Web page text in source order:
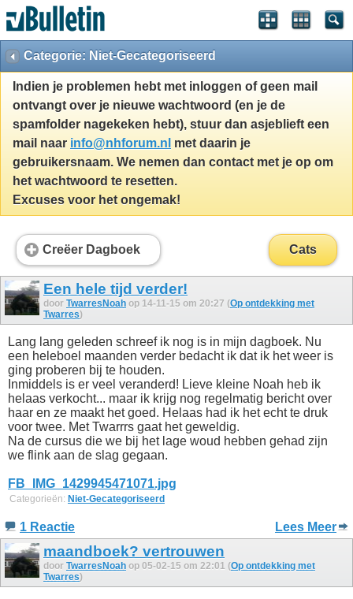
Categorie: Niet-Gecategoriseerd
Indien je problemen hebt met inloggen of geen mail
ontvangt over je nieuwe wachtwoord (en je de
spamfolder nagekeken hebt), stuur dan asjeblieft een
mail naar info@nhforum.nl met daarin je
gebruikersnaam. We nemen dan contact met je op om
het wachtwoord te resetten.
Excuses voor het ongemak!
Creëer Dagboek Cats
Een hele tijd verder!
door TwarresNoah op 14-11-15 om 20:27 (Op ontdekking met
Twarres)
Lang lang geleden schreef ik nog is in mijn dagboek. Nu
een heleboel maanden verder bedacht ik dat ik het weer is
ging proberen bij te houden.
Inmiddels is er veel veranderd! Lieve kleine Noah heb ik
helaas verkocht... maar ik krijg nog regelmatig bericht over
haar en ze maakt het goed. Helaas had ik het echt te druk
voor twee. Met Twarrrs gaat het geweldig.
Na de cursus die we bij het lage woud hebben gehad zijn
we flink aan de slag gegaan.
FB_IMG_1429945471071.jpg
Categorieën: Niet-Gecategoriseerd
1 Reactie Lees Meer
maandboek? vertrouwen
door TwarresNoah op 05-02-15 om 22:01 (Op ontdekking met
Twarres)